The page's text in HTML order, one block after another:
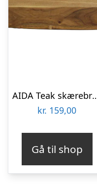
AIDA Teak
kr. 159,00
Gå til shop